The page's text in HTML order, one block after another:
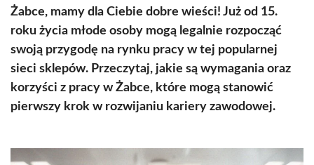
Żabce, mamy dla Ciebie dobre wieści! Już od 15.
roku życia młode osoby mogą legalnie rozpocząć
swoją przygodę na rynku pracy w tej popularnej
sieci sklepów. Przeczytaj, jakie są wymagania oraz
korzyści z pracy w Żabce, które mogą stanowić
pierwszy krok w rozwijaniu kariery zawodowej.